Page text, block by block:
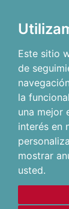
Este sitio
de
la
una mejor
interés en
mostrar
usted.